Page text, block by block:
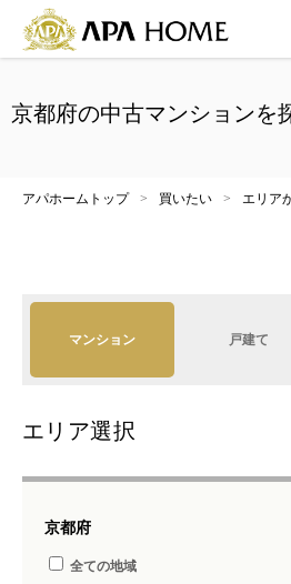
京都府の中古マンションを
アパホームトップ > 買いたい > エリア
マンション 戸建て
エリア選択
京都府
全ての地域